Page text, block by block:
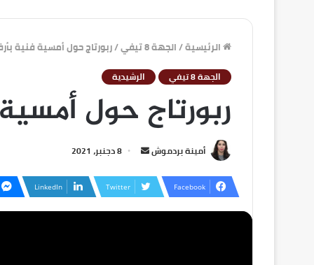
الرئيسية/الجهة 8 تيفي /ربورتاج حول أمسية فنية
الجهة 8 تيفي الرشيدية
ربورتاج حول
أمينة بردموش 8 دجنبر، 2021
Facebook
Twitter
LinkedIn